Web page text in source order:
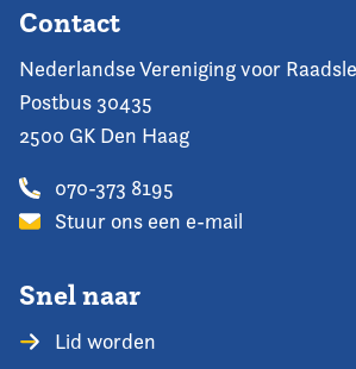
Contact
Nederlandse Vereniging voor
Postbus 30435
2500 GK Den Haag
070-373 8195
Stuur ons een e-mail
Snel naar
Lid worden